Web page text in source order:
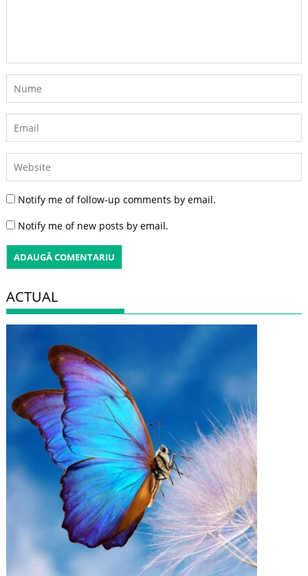
Notify me of follow-up comments by email.
Notify me of new posts by email.
ACTUAL